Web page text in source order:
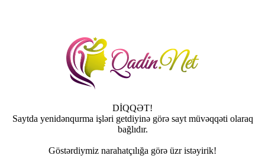
DİQQƏT!
Saytda yenidənqurma işləri getdiyinə görə sayt müvəqqəti olaraq
bağlıdır.
Göstərdiymiz narahatçılığa görə üzr istəyirik!